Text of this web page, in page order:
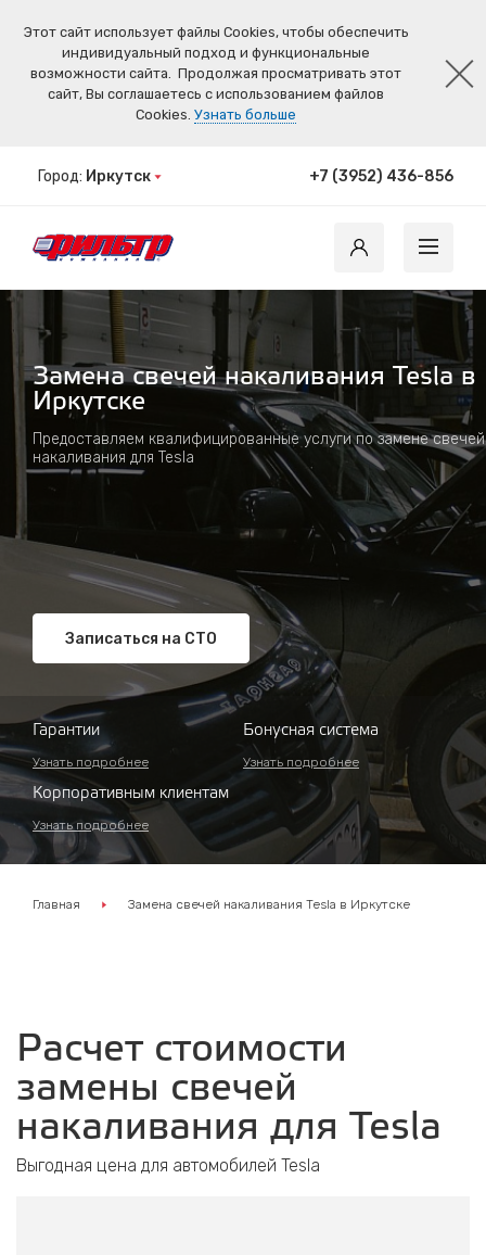
Этот сайт использует файлы Cookies, чтобы обеспечить
индивидуальный подход и функциональные
возможности сайта. Продолжая просматривать этот
сайт, Вы соглашаетесь с использованием файлов
Cookies. Узнать больше
Город: Иркутск +7 (3952) 436-856
Замена свечей накаливания Tesla в
Иркутске
Предоставляем квалифицированные услуги по замене свечей
накаливания для Tesla
Записаться на СТО
Гарантии
Узнать подробнее
Бонусная система
Узнать подробнее
Корпоративным клиентам
Узнать подробнее
Главная Замена свечей накаливания Tesla в Иркутске
Расчет стоимости
замены свечей
накаливания для Tesla
Выгодная цена для автомобилей Tesla